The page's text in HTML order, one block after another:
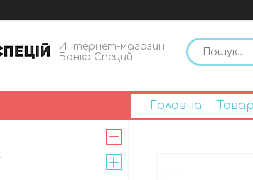
Интернет-магазин
Банка Специй
Головна